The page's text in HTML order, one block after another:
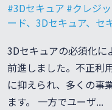
3Dセキュア クレジ
ード、3Dセキュア、セ
3Dセキュアの必須化に
前進しました。不正利
に抑えられ、多くの事
ます。 一方でユーザ...